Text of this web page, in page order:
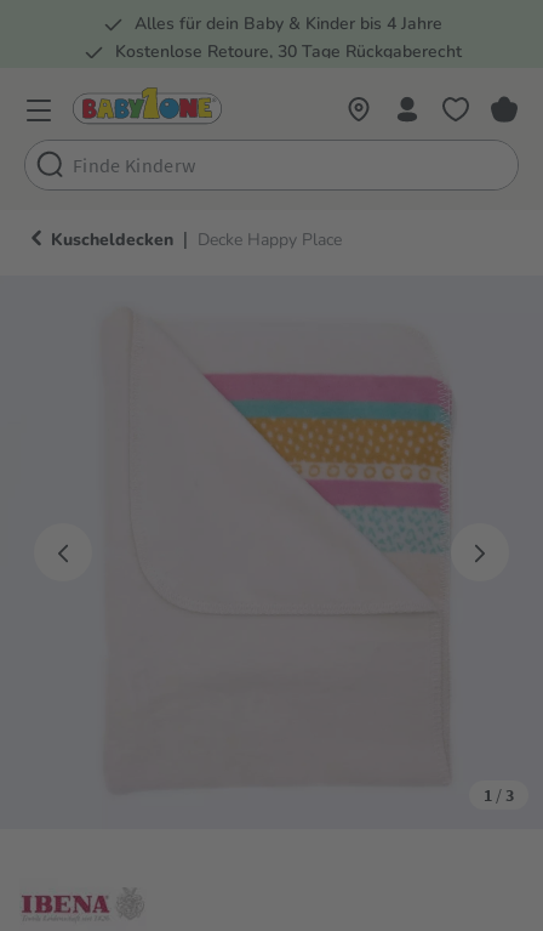
Zur Hauptnavigation springen
Alles für dein Baby & Kinder bis 4 Jahre
Kostenlose Retoure, 30 Tage Rückgaberecht
Kuscheldecken | Decke Happy Place
1 / 3